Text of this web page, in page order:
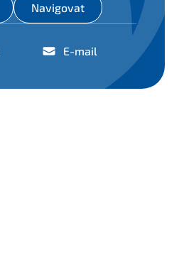
Navigovat
E-mail